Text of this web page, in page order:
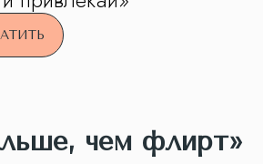
чем флирт»